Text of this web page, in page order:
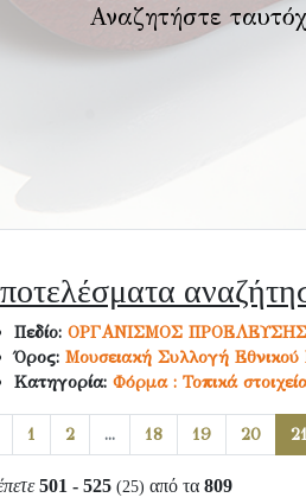
Αναζητήστε
Πεδίο: ΟΡΓΑΝΙΣΜΟΣ
Όρος: Μουσειακή Συλλογή Εθνικού
Κατηγορία: Φόρμα : Τοπικά
1 2 ... 18 19 20 21
501 - 525 (25) από τα 809